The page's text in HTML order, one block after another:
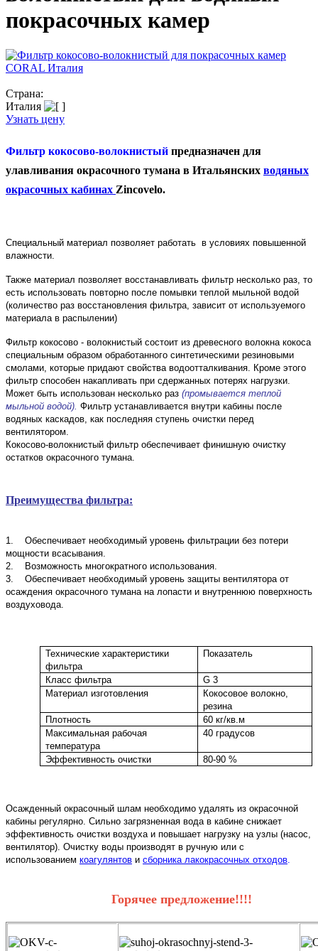
покрасочных камер
Страна:
Италия
Узнать цену
Фильтр кокосово-волокнистый предназначен для
улавливания окрасочного тумана в Итальянских водяных
окрасочных кабинах Zincovelo.
Специальный материал позволяет работать в условиях повышенной
влажности.
Также материал позволяет восстанавливать фильтр несколько раз, то
есть использовать повторно после помывки теплой мыльной водой
(количество раз восстановления фильтра, зависит от используемого
материала в распылении)
Фильтр кокосово - волокнистый состоит из древесного волокна кокоса
специальным образом обработанного синтетическими резиновыми
смолами, которые придают свойства водоотталкивания. Кроме этого
фильтр способен накапливать при сдержанных потерях нагрузки.
Может быть использован несколько раз (промывается теплой
мыльной водой). Фильтр устанавливается внутри кабины после
водяных каскадов, как последняя ступень очистки перед
вентилятором.
Кокосово-волокнистый фильтр обеспечивает финишную очистку
остатков окрасочного тумана.
Преимущества фильтра:
1. Обеспечивает необходимый уровень фильтрации без потери
мощности всасывания.
2. Возможность многократного использования.
3. Обеспечивает необходимый уровень защиты вентилятора от
осаждения окрасочного тумана на лопасти и внутреннюю поверхность
воздуховода.
Технические характеристики
фильтра
Показатель
Класс фильтра G 3
Материал изготовления
Кокосовое волокно,
резина
Плотность
60 кг/кв.м
Максимальная рабочая
температура
40 градусов
Эффективность очистки 80-90 %
Осажденный окрасочный шлам необходимо удалять из окрасочной
кабины регулярно. Сильно загрязненная вода в кабине снижает
эффективность очистки воздуха и повышает нагрузку на узлы (насос,
вентилятор). Очистку воды производят в ручную или с
использованием коагулянтов и сборника лакокрасочных отходов
Горячее предложение!!!!